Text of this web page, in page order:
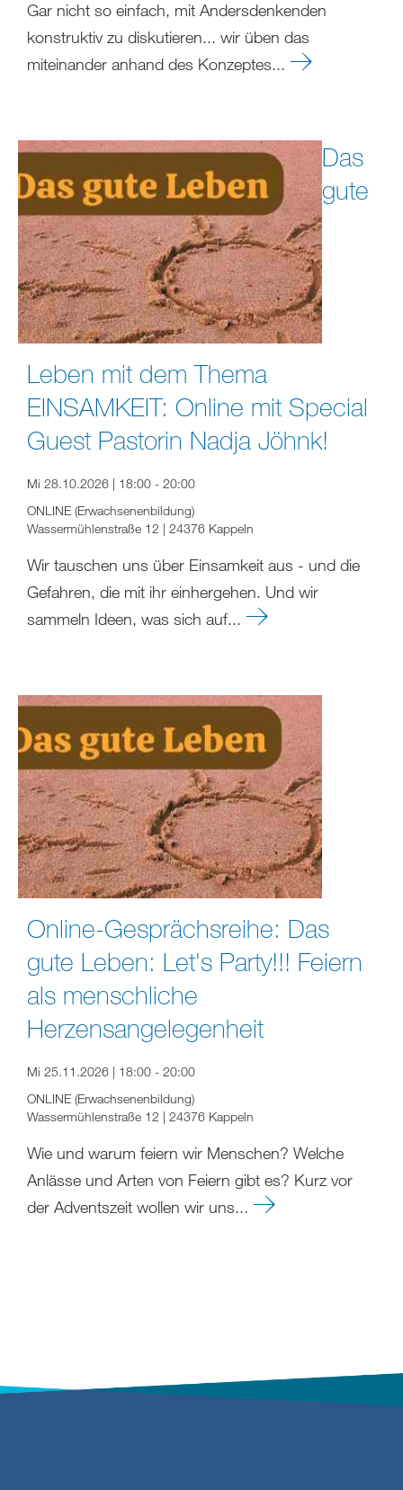
Gar nicht so einfach, mit Andersdenkenden
konstruktiv zu diskutieren... wir üben das
miteinander anhand des Konzeptes...
Das
gute
Leben mit dem Thema
EINSAMKEIT: Online mit Special
Guest Pastorin Nadja Jöhnk!
Mi 28.10.2026 | 18:00 - 20:00
ONLINE (Erwachsenenbildung)
Wassermühlenstraße 12 | 24376 Kappeln
Wir tauschen uns über Einsamkeit aus - und die
Gefahren, die mit ihr einhergehen. Und wir
sammeln Ideen, was sich auf...
Online-Gesprächsreihe: Das
gute Leben: Let's Party!!! Feiern
als menschliche
Herzensangelegenheit
Mi 25.11.2026 | 18:00 - 20:00
ONLINE (Erwachsenenbildung)
Wassermühlenstraße 12 | 24376 Kappeln
Wie und warum feiern wir Menschen? Welche
Anlässe und Arten von Feiern gibt es? Kurz vor
der Adventszeit wollen wir uns...